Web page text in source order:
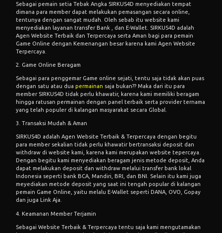
Sebagai pemain setia Tebak Angka SIRKUS4D menyediakan tempat
dimana para member dapat melakukan pemasangan secara online,
tentunya dengan sangat mudah. Oleh sebab itu website kami
menyediakan layanan transfer Bank , dan E-Wallet. SIRKUS4D adalah
Agen Website Terbaik dan Terpercaya serta Aman bagi para pemain
Game Online dengan Kemenangan besar karena kami Agen Website
Terpercaya.
2. Game Online Beragam
Sebagai para penggemar Game online sejati, tentu saja tidak akan puas
dengan satu atau dua permainan saja bukan?? Maka dari itu para
member SIRKUS4D tidak perlu khawatir, karena kami memiliki beragam
hingga ratusan permainan dengan panel terbaik serta provider ternama
yang telah populer di kalangan masyarakat secara Global.
3. Transaksi Mudah & Aman
SIRKUS4D adalah Agen Website Terbaik & Terpercaya dengan begitu
para member sekalian tidak perlu khawatir bertransaksi deposit dan
withdraw di website kami, karena kami merupakan website tepercaya.
Dengan begitu kami menyediakan beragam jenis metode deposit, Anda
dapat melakukan deposit dan withdraw melalui transfer bank lokal
Indonesia seperti bank BCA, Mandiri, BRI, dan BNI. Selain itu kami juga
meyediakan metode deposit yang saat ini tengah popular di kalangan
pemain Game Online, yaitu melalu E-Wallet seperti DANA, OVO, Gopay
dan juga Link Aja.
4. Keamanan Member Terjamin
Sebagai Website Terbaik & Terpercaya tentu saja kami mengutamakan